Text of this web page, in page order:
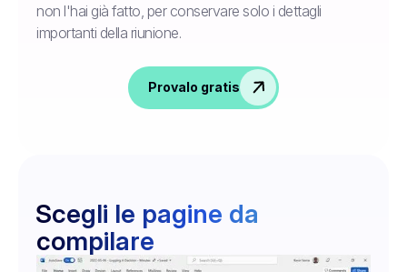
non l'hai già fatto, per conservare solo i dettagli
importanti della riunione.
Provalo gratis
Scegli le pagine da
compilare